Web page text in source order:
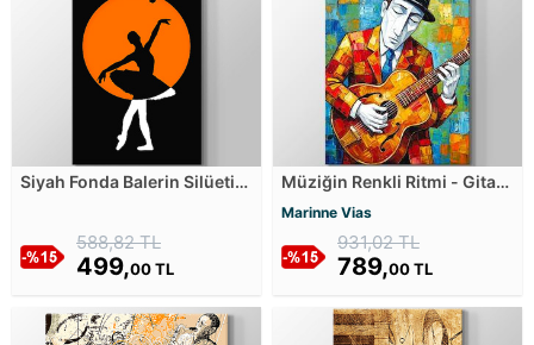
Siyah Fonda Balerin Silüeti
588,82 TL
499,00 TL
Müziğin Renkli Ritmi - Gitar
Kanvas Tablosu
Marinne Vias
931,02 TL
789,00 TL